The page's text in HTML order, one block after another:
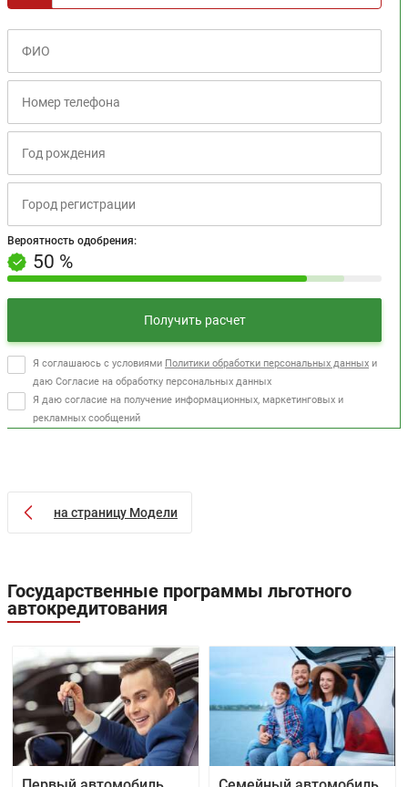
Вероятность одобрения:
+10% за третий шаг
Вероятность одобрения:
50 %
Получить расчет
Я соглашаюсь с условиями Политики обработки персональных данных и
даю Согласие на обработку персональных данных
Я даю согласие на получение информационных, маркетинговых и
рекламных сообщений
на страницу Модели
Государственные программы льготного
автокредитования